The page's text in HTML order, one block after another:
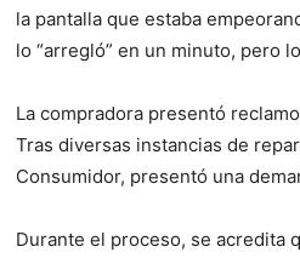
la pantalla que estaba
lo “arregló” en un minuto, pero
La compradora presentó
Tras diversas instancias de
Consumidor, presentó una
Durante el proceso, se acredita